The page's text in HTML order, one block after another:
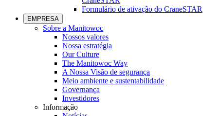
Formulário de ativação do CraneSTAR
EMPRESA
Sobre a Manitowoc
Nossos valores
Nossa estratégia
Our Culture
The Manitowoc Way
A Nossa Visão de segurança
Meio ambiente e sustentabilidade
Governança
Investidores
Informação